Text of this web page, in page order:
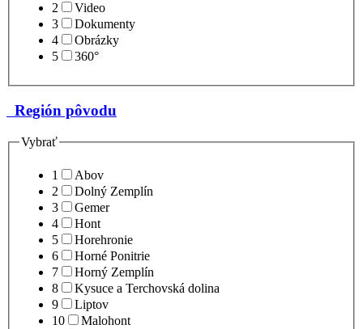
2
Video
3
Dokumenty
4
Obrázky
5
360°
Región pôvodu
Vybrať
1
Abov
2
Dolný Zemplín
3
Gemer
4
Hont
5
Horehronie
6
Horné Ponitrie
7
Horný Zemplín
8
Kysuce a Terchovská dolina
9
Liptov
10
Malohont